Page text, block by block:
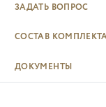
ЗАДАТЬ ВОПРОС
СОСТАВ
ДОКУМЕНТЫ